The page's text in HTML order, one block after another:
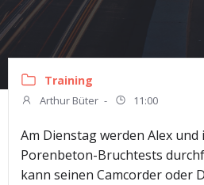
Training
Arthur Büter - 11:00
Am Dienstag werden Alex und
Porenbeton-Bruchtests
kann seinen Camcorder oder